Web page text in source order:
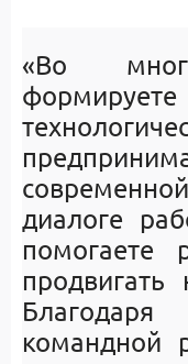
«Во
диалоге
помогаете
продвигать
командной